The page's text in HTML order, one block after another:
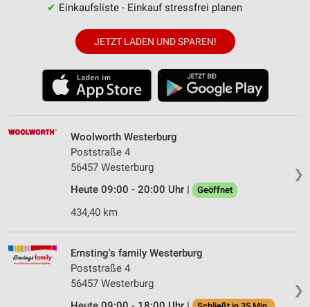
✔ Einkaufsliste - Einkauf stressfrei planen
JETZT LADEN UND SPAREN!
❯
Woolworth Westerburg
Poststraße 4
56457 Westerburg
Heute 09:00 - 20:00 Uhr |
Geöffnet
434,40 km
❯
Ernsting's family Westerburg
Poststraße 4
56457 Westerburg